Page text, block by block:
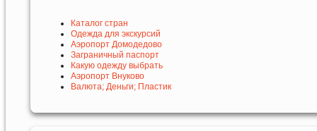
Каталог стран
Одежда для экскурсий
Аэропорт Домодедово
Заграничный паспорт
Какую одежду выбрать
Аэропорт Внуково
Валюта; Деньги; Пластик